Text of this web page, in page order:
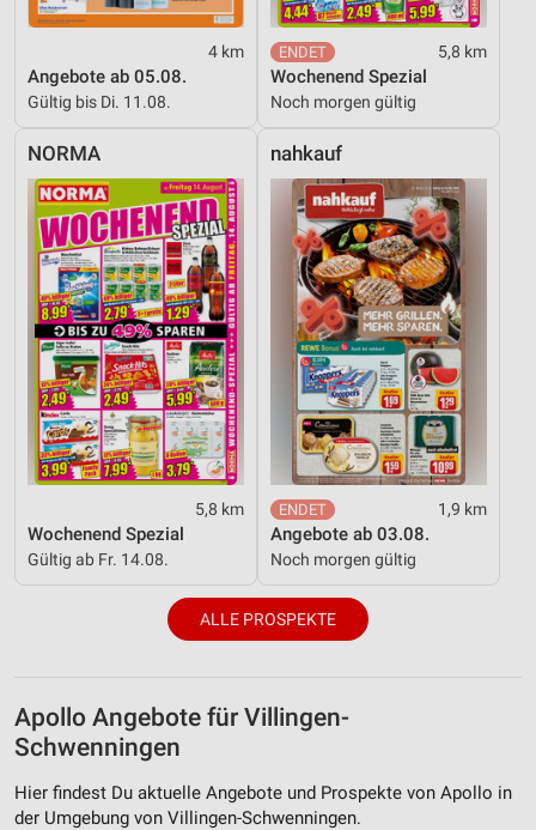
4 km
Angebote ab 05.08.
Gültig bis Di. 11.08.
5,8 km
Wochenend Spezial
Noch morgen gültig
NORMA
5,8 km
Wochenend Spezial
Gültig ab Fr. 14.08.
nahkauf
1,9 km
Angebote ab 03.08.
Noch morgen gültig
ALLE PROSPEKTE
Apollo Angebote für Villingen-
Schwenningen
Hier findest Du aktuelle Angebote und Prospekte von Apollo in
der Umgebung von Villingen-Schwenningen.